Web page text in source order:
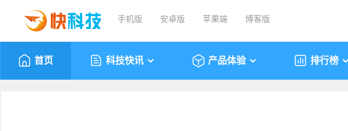
手机版 安卓版 苹果端 博客版
首页 科技快讯 产品体验 排行榜